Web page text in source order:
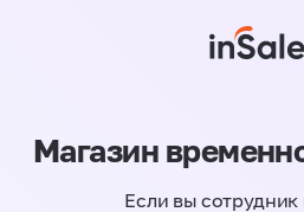
Магазин
Если вы сотрудник